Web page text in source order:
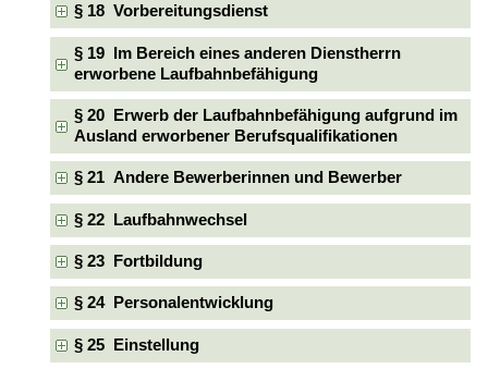
§ 18 Vorbereitungsdienst
§ 19 Im Bereich eines anderen Dienstherrn
erworbene Laufbahnbefähigung
§ 20 Erwerb der Laufbahnbefähigung aufgrund im
Ausland erworbener Berufsqualifikationen
§ 21 Andere Bewerberinnen und Bewerber
§ 22 Laufbahnwechsel
§ 23 Fortbildung
§ 24 Personalentwicklung
§ 25 Einstellung